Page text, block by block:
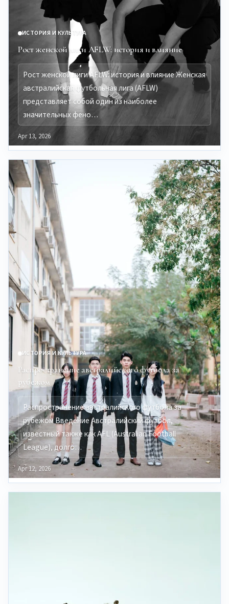
ИСТОРИЯ И КУЛЬТУРА
Рост женской лиги AFLW: история и влияние
Рост женской лиги AFLW: история и влияние Женская
австралийская футбольная лига (AFLW)
представляет собой один из наиболее
значительных фено…
Apr 13, 2026
ИСТОРИЯ И КУЛЬТУРА
Распространение австралийского футбола за
рубежом
Распространение австралийского футбола за
рубежом Введение Австралийский футбол,
известный также как AFL (Australian Football
League), долго…
Apr 12, 2026